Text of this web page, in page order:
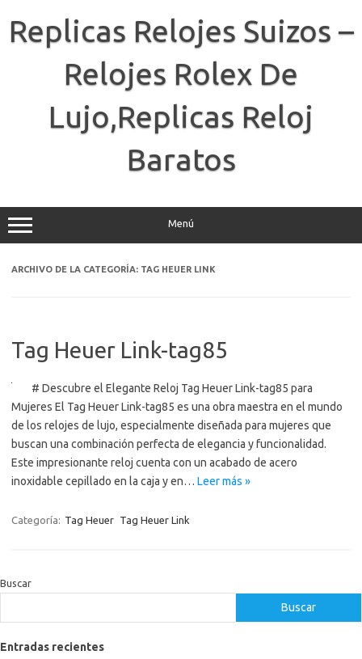
contenido
Replicas Relojes Suizos –
Relojes Rolex De
Lujo,Replicas Reloj
Baratos
Menú
ARCHIVO DE LA CATEGORÍA: TAG HEUER LINK
Tag Heuer Link-tag85
# Descubre el Elegante Reloj Tag Heuer Link-tag85 para
Mujeres El Tag Heuer Link-tag85 es una obra maestra en el mundo
de los relojes de lujo, especialmente diseñada para mujeres que
buscan una combinación perfecta de elegancia y funcionalidad.
Este impresionante reloj cuenta con un acabado de acero
inoxidable cepillado en la caja y en… Leer más »
Categoría: Tag Heuer Tag Heuer Link
Buscar
Buscar
Entradas recientes